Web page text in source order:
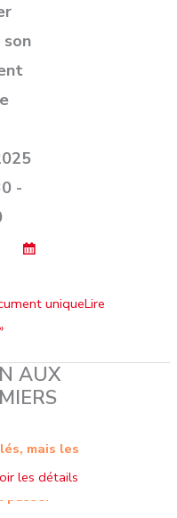
son
-
uniqueLire
AUX
mais les
Cet
passé.